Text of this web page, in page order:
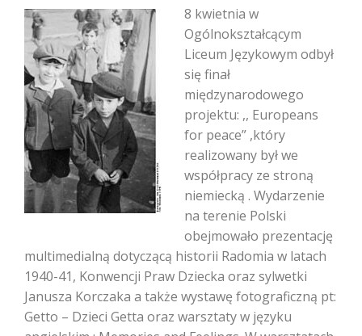
8 kwietnia w
Ogólnokształcącym
Liceum Językowym odbył
się finał
międzynarodowego
projektu: ,, Europeans
for peace” ,który
realizowany był we
współpracy ze stroną
niemiecką . Wydarzenie
na terenie Polski
obejmowało prezentację
multimedialną dotyczącą historii Radomia w latach
1940-41, Konwencji Praw Dziecka oraz sylwetki
Janusza Korczaka a także wystawę fotograficzną pt:
Getto – Dzieci Getta oraz warsztaty w języku